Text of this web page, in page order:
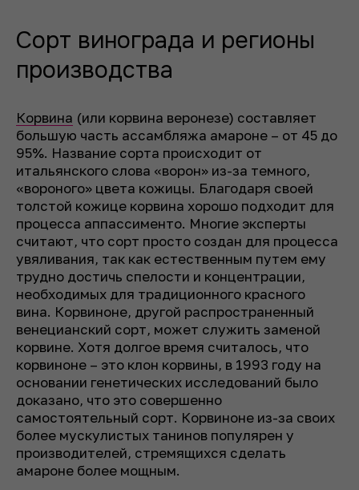
Сорт винограда и регионы
производства
Корвина (или корвина веронезе) составляет
большую часть ассамбляжа амароне – от 45 до
95%. Название сорта происходит от
итальянского слова «ворон» из-за темного,
«вороного» цвета кожицы. Благодаря своей
толстой кожице корвина хорошо подходит для
процесса аппассименто. Многие эксперты
считают, что сорт просто создан для процесса
увяливания, так как естественным путем ему
трудно достичь спелости и концентрации,
необходимых для традиционного красного
вина. Корвиноне, другой распространенный
венецианский сорт, может служить заменой
корвине. Хотя долгое время считалось, что
корвиноне – это клон корвины, в 1993 году на
основании генетических исследований было
доказано, что это совершенно
самостоятельный сорт. Корвиноне из-за своих
более мускулистых танинов популярен у
производителей, стремящихся сделать
амароне более мощным.